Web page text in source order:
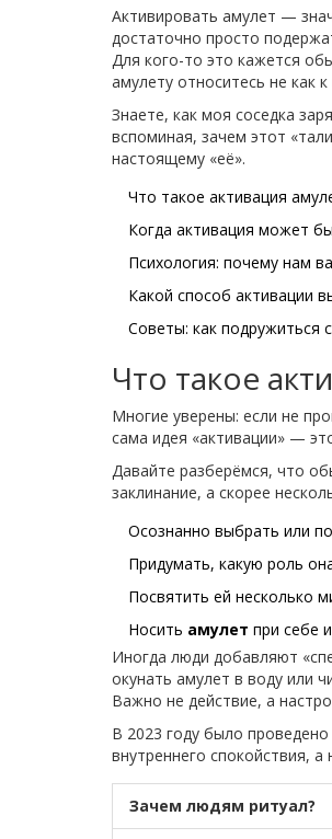
Активировать амулет —
достаточно просто
Для кого-то это кажется
амулету относитесь не как
Знаете, как моя соседка
вспоминая, зачем этот
настоящему «её».
Что такое активация
Когда активация может
Психология: почему нам
Какой способ активации
Советы: как подружиться
Что такое
Многие уверены: если не
сама идея «активации» —
Давайте разберёмся, что
заклинание, а скорее
Осознанно выбрать или
Придумать, какую роль
Посвятить ей несколько
Носить амулет при себе
Иногда люди добавляют
окунать амулет в воду или
Важно не действие, а
В 2023 году было
внутреннего спокойствия,
Зачем людям ритуал?